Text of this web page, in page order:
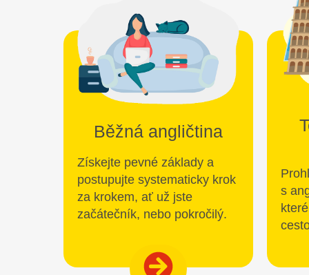
Běžná angličtina
Získejte pevné základy a
postupujte systematicky krok
za krokem, ať už jste
začátečník, nebo pokročilý.
s